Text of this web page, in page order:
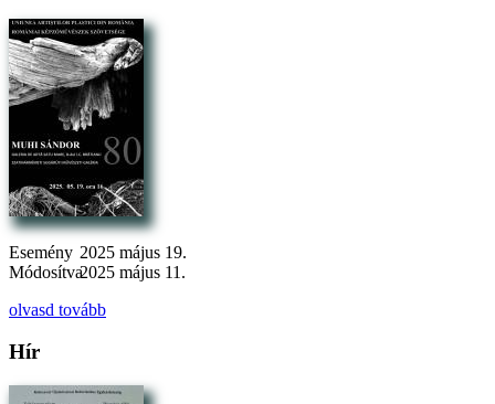
Esemény 2025 május 19.
Módosítva2025 május 11.
olvasd tovább
Hír